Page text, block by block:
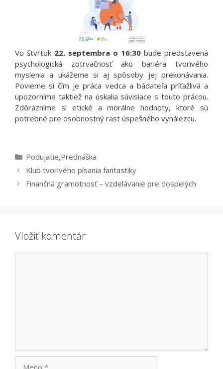
Vo štvrtok 22. septembra o 16:30 bude predstavená
psychologická zotrvačnosť ako bariéra tvorivého
myslenia a ukážeme si aj spôsoby jej prekonávania.
Povieme si čím je práca vedca a bádateľa príťažlivá a
upozorníme taktiež na úskalia súvisiace s touto prácou.
Zdôrazníme si etické a morálne hodnoty, ktoré sú
potrebné pre osobnostný rast úspešného vynálezcu.
Kategórie
Podujatie,Prednáška
Klub tvorivého písania fantastiky
Finančná gramotnosť – vzdelávanie pre dospelých
Vložiť komentár